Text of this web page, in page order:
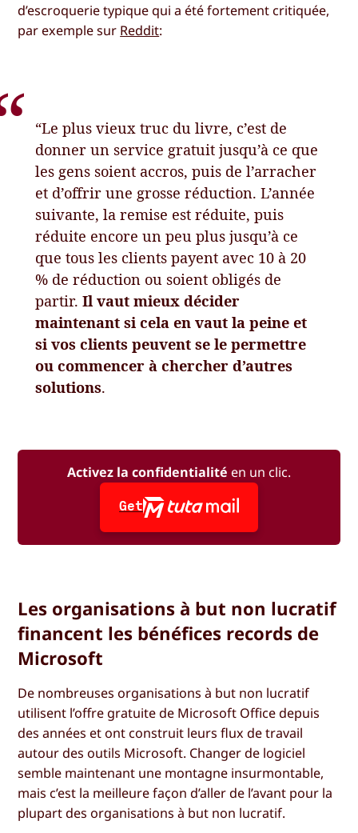
d’escroquerie typique qui a été fortement critiquée,
par exemple sur Reddit:
“Le plus vieux truc du livre, c’est de
donner un service gratuit jusqu’à ce que
les gens soient accros, puis de l’arracher
et d’offrir une grosse réduction. L’année
suivante, la remise est réduite, puis
réduite encore un peu plus jusqu’à ce
que tous les clients payent avec 10 à 20
% de réduction ou soient obligés de
partir.Il vaut mieux décider
maintenant si cela en vaut la peine et
si vos clients peuvent se le permettre
ou commencer à chercher d’autres
solutions.
Activez la confidentialité en un clic.
Get
Les organisations à but non lucratif
financent les bénéfices records de
Microsoft
De nombreuses organisations à but non lucratif
utilisent l’offre gratuite de Microsoft Office depuis
des années et ont construit leurs flux de travail
autour des outils Microsoft. Changer de logiciel
semble maintenant une montagne insurmontable,
mais c’est la meilleure façon d’aller de l’avant pour la
plupart des organisations à but non lucratif.